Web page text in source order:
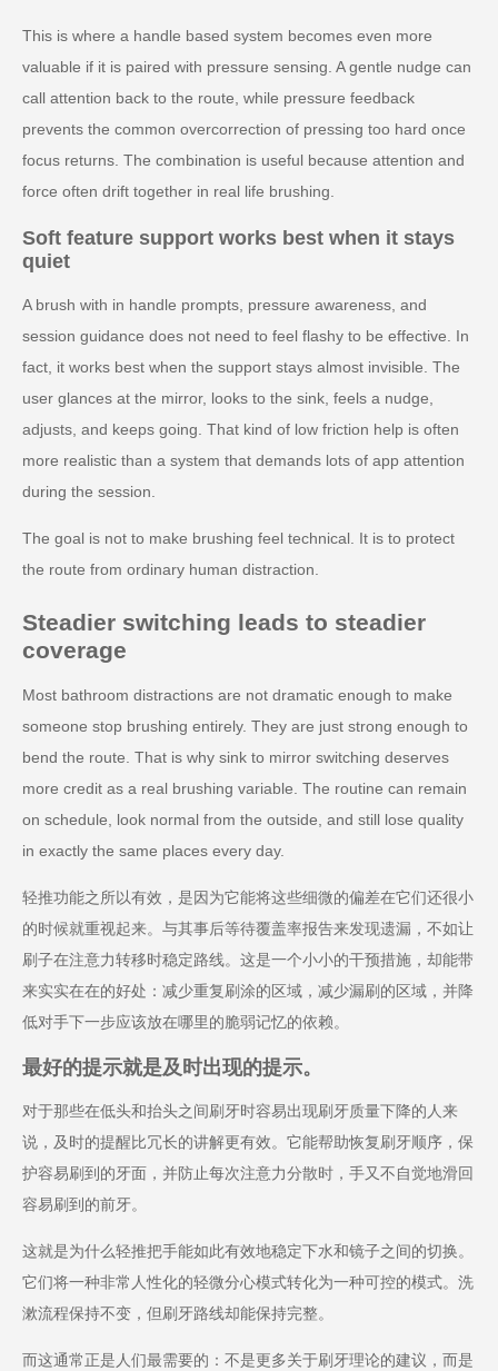
This is where a handle based system becomes even more
valuable if it is paired with pressure sensing. A gentle nudge can
call attention back to the route, while pressure feedback
prevents the common overcorrection of pressing too hard once
focus returns. The combination is useful because attention and
force often drift together in real life brushing.
Soft feature support works best when it stays
quiet
A brush with in handle prompts, pressure awareness, and
session guidance does not need to feel flashy to be effective. In
fact, it works best when the support stays almost invisible. The
user glances at the mirror, looks to the sink, feels a nudge,
adjusts, and keeps going. That kind of low friction help is often
more realistic than a system that demands lots of app attention
during the session.
The goal is not to make brushing feel technical. It is to protect
the route from ordinary human distraction.
Steadier switching leads to steadier
coverage
Most bathroom distractions are not dramatic enough to make
someone stop brushing entirely. They are just strong enough to
bend the route. That is why sink to mirror switching deserves
more credit as a real brushing variable. The routine can remain
on schedule, look normal from the outside, and still lose quality
in exactly the same places every day.
轻推功能之所以有效，是因为它能将这些细微的偏差在它们还很小
的时候就重视起来。与其事后等待覆盖率报告来发现遗漏，不如让
刷子在注意力转移时稳定路线。这是一个小小的干预措施，却能带
来实实在在的好处：减少重复刷涂的区域，减少漏刷的区域，并降
低对手下一步应该放在哪里的脆弱记忆的依赖。
最好的提示就是及时出现的提示。
对于那些在低头和抬头之间刷牙时容易出现刷牙质量下降的人来
说，及时的提醒比冗长的讲解更有效。它能帮助恢复刷牙顺序，保
护容易刷到的牙面，并防止每次注意力分散时，手又不自觉地滑回
容易刷到的前牙。
这就是为什么轻推把手能如此有效地稳定下水和镜子之间的切换。
它们将一种非常人性化的轻微分心模式转化为一种可控的模式。洗
漱流程保持不变，但刷牙路线却能保持完整。
而这通常正是人们最需要的：不是更多关于刷牙理论的建议，而是